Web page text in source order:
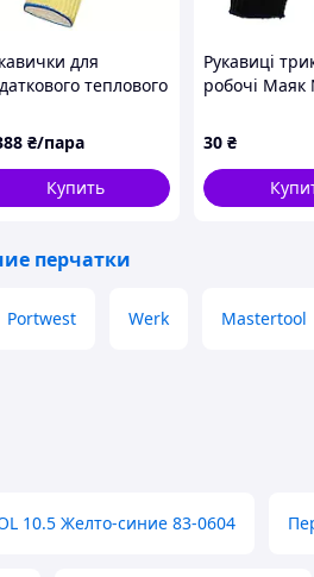
для
теплового
uvex k-basic
₴/пара
Купить
Рукавиці
робочі
чорно-жовті
30 ₴
перчатки
Portwest Werk Mastertool
10.5 Желто-синие 83-0604